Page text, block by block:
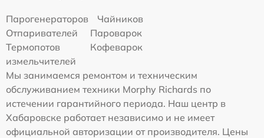
Парогенераторов
Чайников
Отпаривателей
Пароварок
Термопотов
Кофеварок
измельчителей
Мы занимаемся ремонтом и техническим
обслуживанием техники Morphy Richards по
истечении гарантийного периода. Наш центр в
Хабаровске работает независимо и не имеет
официальной авторизации от производителя. Цены